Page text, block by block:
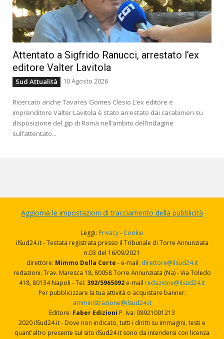
Attentato a Sigfrido Ranucci, arrestato l’ex
editore Valter Lavitola
Sud Attualità 10 Agosto 2026
Ricercato anche Tavares Gomes Clesio L’ex editore e
imprenditore Valter Lavitola è stato arrestato dai carabinieri su
disposizione del gip di Roma nell’ambito dell’indagine
sull’attentato...
Aggiorna le impostazioni di tracciamento della pubblicità
Leggi: Privacy- Cookie
ilSud24.it - Testata registrata presso il Tribunale di Torre Annunziata
n.03 del 16/09/2021
direttore: Mimmo Della Corte - e-mail: direttore@ilsud24.it
redazioni: Trav. Maresca 18, 80058 Torre Annunziata (Na) - Via Toledo
418, 80134 Napoli - Tel. 392/5965092 e-mail redazione@ilsud24.it
Per pubblicizzare la tua attività o acquistare banner:
amministrazione@ilsud24.it
Editore: Faber Edizioni P. Iva: 08921001213
2020 ilSud24.it - Dove non indicato, tutti i diritti su immagini, testi e
quant'altro presente sul sito ilSud24.it sono da intendersi con licenza